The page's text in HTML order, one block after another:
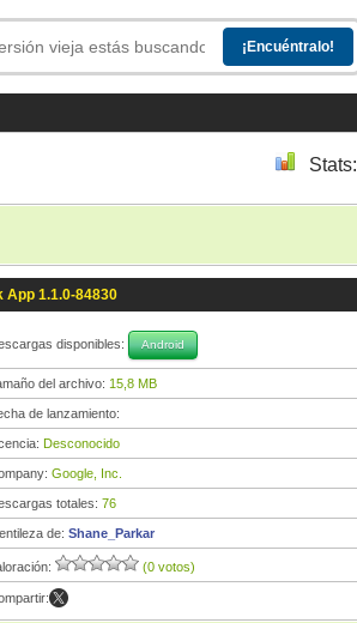
Stats:
App 1.1.0-84830
disponibles: Android
del archivo: 15,8 MB
de lanzamiento:
Desconocido
Google, Inc.
totales: 76
de: Shane_Parkar
(0 votos)